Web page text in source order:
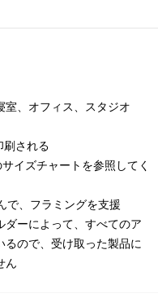
室、オフィス、スタジオ
刷される
イズチャートを参照してく
で、フラミングを支援
ダーによって、すべてのア
ので、受け取った製品に
ん